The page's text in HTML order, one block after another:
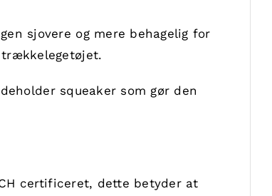
sjovere og mere behagelig for
squeaker som gør den
certificeret, dette betyder at